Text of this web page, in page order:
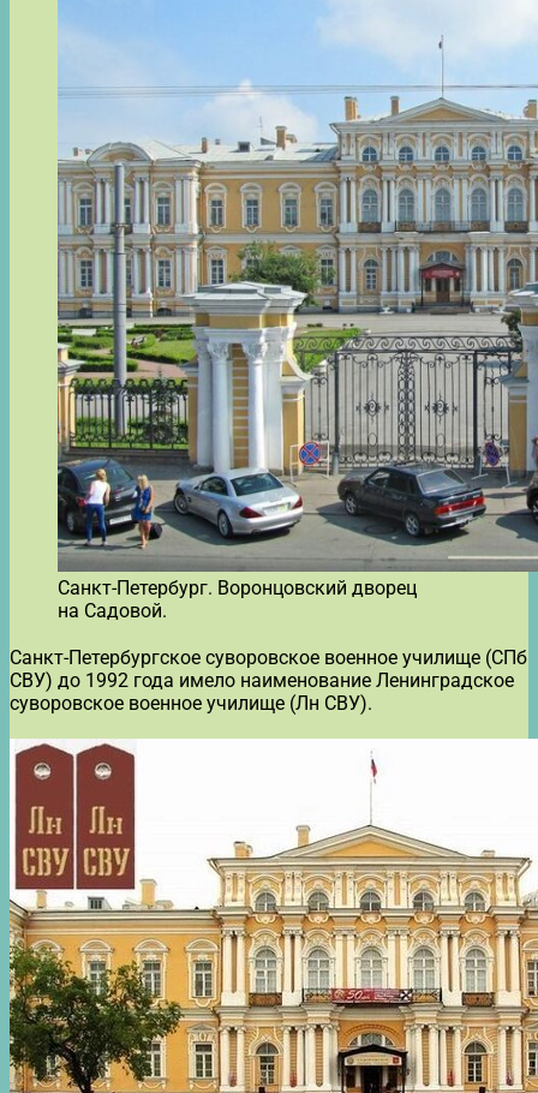
Санкт-Петербург. Воронцовский дворец
на Садовой.
Санкт-Петербургское суворовское военное училище (СПб
СВУ) до 1992 года имело наименование Ленинградское
суворовское военное училище (Лн СВУ).